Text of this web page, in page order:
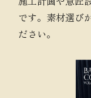
です。素材選び
ださい。